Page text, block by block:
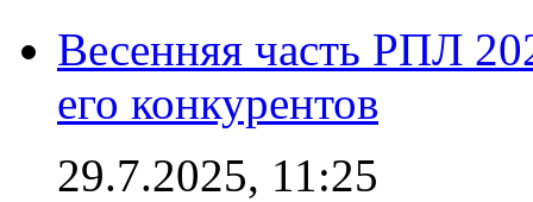
Весенняя часть РПЛ
его конкурентов
29.7.2025, 11:25